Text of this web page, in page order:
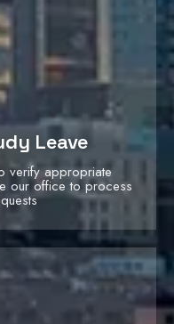
Leave
verify appropriate
our office to process